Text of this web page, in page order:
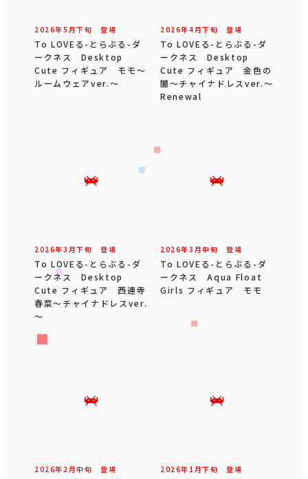
2026年5 月下旬 登場
To LOVEる-とらぶる-ダ
ークネス Desktop
Cute フィギュア モモ～
ルームウェアver.～
2026年4 月下旬 登場
To LOVEる-とらぶる-ダ
ークネス Desktop
Cute フィギュア 金色の
闇～チャイナドレスver.～
Renewal
2026年3 月下旬 登場
To LOVEる-とらぶる-ダ
ークネス Desktop
Cute フィギュア 西連寺
春菜～チャイナドレスver.
～
2026年3 月中旬 登場
To LOVEる-とらぶる-ダ
ークネス Aqua Float
Girls フィギュア モモ
2026年 2 月中旬 登場 2026年 1 月下旬 登場